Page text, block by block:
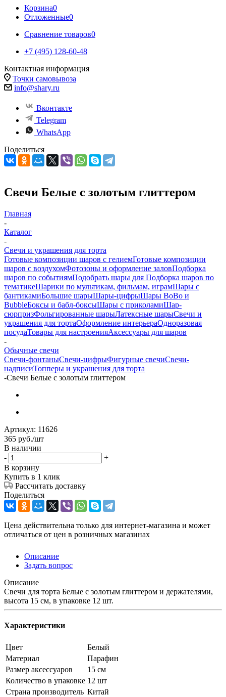
Корзина0
Отложенные0
Сравнение товаров0
+7 (495) 128-60-48
Контактная информация
Точки самовывоза
info@shary.ru
Вконтакте
Telegram
WhatsApp
Поделиться
Свечи Белые с золотым глиттером
Главная
-
Каталог
-
Свечи и украшения для торта
Готовые композиции шаров с гелиемГотовые композиции
шаров с воздухомФотозоны и оформление заловПодборка
шаров по событиямПодобрать шары для Подборка шаров по
тематикеШарики по мультикам, фильмам, играмШары с
бантикамиБольшие шарыШары-цифрыШары BoBo и
BubbleБоксы и бабл-боксыШары с приколамиШар-
сюрпризФольгированные шарыЛатексные шарыСвечи и
украшения для тортаОформление интерьераОдноразовая
посудаТовары для настроенияАксессуары для шаров
-
Обычные свечи
Свечи-фонтаныСвечи-цифрыФигурные свечиСвечи-
надписиТопперы и украшения для торта
-Свечи Белые с золотым глиттером
Артикул: 11626
365 руб./шт
В наличии
-
+
В корзину
Купить в 1 клик
Рассчитать доставку
Поделиться
Цена действительна только для интернет-магазина и может
отличаться от цен в розничных магазинах
Описание
Задать вопрос
Описание
Свечи для торта Белые с золотым глиттером и держателями,
высота 15 см, в упаковке 12 шт.
Характеристики
Цвет
Белый
Материал
Парафин
Размер аксессуаров
15 см
Количество в упаковке 12 шт
Страна производитель Китай